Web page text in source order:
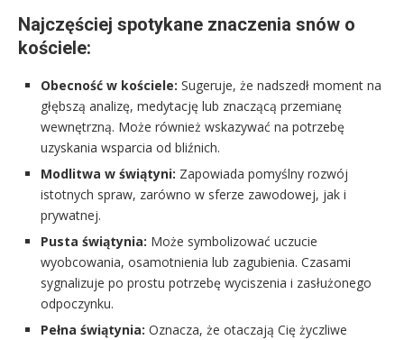
Najczęściej spotykane znaczenia snów o
kościele:
Obecność w kościele: Sugeruje, że nadszedł moment na
głębszą analizę, medytację lub znaczącą przemianę
wewnętrzną. Może również wskazywać na potrzebę
uzyskania wsparcia od bliźnich.
Modlitwa w świątyni: Zapowiada pomyślny rozwój
istotnych spraw, zarówno w sferze zawodowej, jak i
prywatnej.
Pusta świątynia: Może symbolizować uczucie
wyobcowania, osamotnienia lub zagubienia. Czasami
sygnalizuje po prostu potrzebę wyciszenia i zasłużonego
odpoczynku.
Pełna świątynia: Oznacza, że otaczają Cię życzliwe